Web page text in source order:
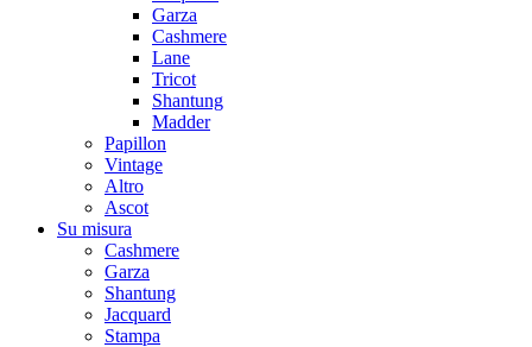
Garza
Cashmere
Lane
Tricot
Shantung
Madder
Papillon
Vintage
Altro
Ascot
Su misura
Cashmere
Garza
Shantung
Jacquard
Stampa